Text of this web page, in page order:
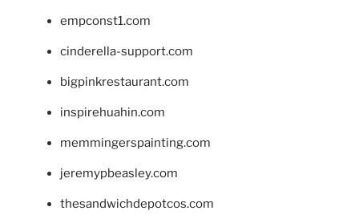
empconst1.com
cinderella-support.com
bigpinkrestaurant.com
inspirehuahin.com
memmingerspainting.com
jeremypbeasley.com
thesandwichdepotcos.com